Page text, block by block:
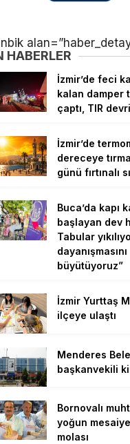
HABERLER
İzmir’de feci
kalan damper
çaptı, TIR
İzmir’de
dereceye
günü fırtınalı
Buca’da kapı
başlayan dev
Tabular
dayanışmasını
büyütüyoruz”
İzmir Yurttaş
ilçeye ulaştı
Menderes
başkanvekili
Bornovalı
yoğun
molası